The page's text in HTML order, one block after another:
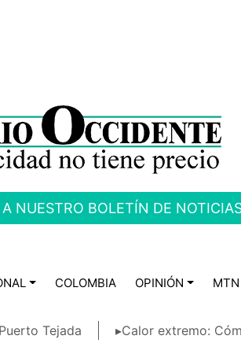
A NUESTRO BOLETÍN DE
COLOMBIA OPINIÓN MTN
Tejada ▸Calor extremo: